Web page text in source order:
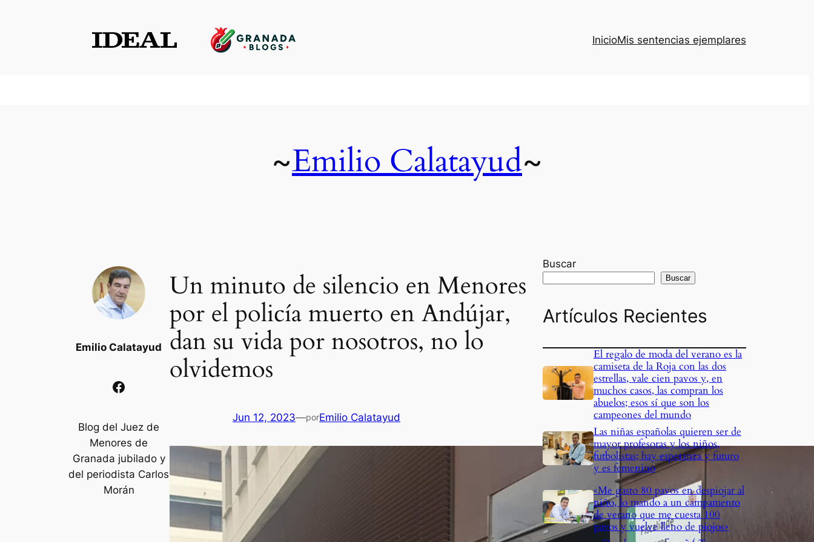
InicioMis sentencias ejemplares
~Emilio Calatayud~
Emilio Calatayud
Facebook
Blog del Juez de
Menores de
Granada jubilado y
del periodista Carlos
Morán
Un minuto de silencio en Menores
por el policía muerto en Andújar,
dan su vida por nosotros, no lo
olvidemos
Jun 12, 2023—porEmilio Calatayud
Buscar
Buscar
Artículos Recientes
El regalo de moda del verano es la
camiseta de la Roja con las dos
estrellas, vale cien pavos y, en
muchos casos, las compran los
abuelos; esos sí que son los
campeones del mundo
Las niñas españolas quieren ser de
mayor profesoras y los niños,
futbolistas; hay esperanza y futuro
y es femenino
«Me gasto 80 pavos en despiojar al
niño, lo mando a un campamento
de verano que me cuesta 100
pavos y vuelve lleno de piojos»